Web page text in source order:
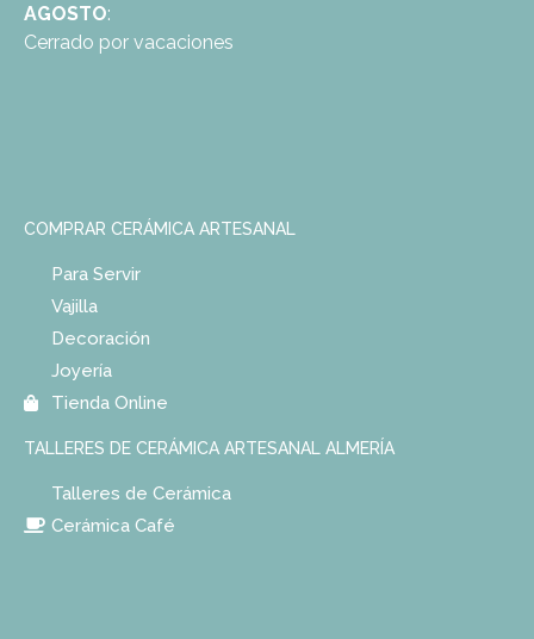
AGOSTO:
Cerrado por vacaciones
COMPRAR CERÁMICA ARTESANAL
Para Servir
Vajilla
Decoración
Joyería
Tienda Online
TALLERES DE CERÁMICA ARTESANAL ALMERÍA
Talleres de Cerámica
Cerámica Café